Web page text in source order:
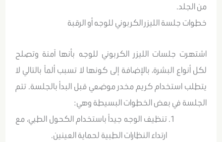
من الجلد.
خطوات جلسة الليزر الكربوني للوجه أو الرقبة
اشتهرت جلسات الليزر الكربوني للوجه بأنها آمنة وتصلح
لكل أنواع البشرة، بالإضافة إلى كونها لا تسبب ألماً بالتالي لا
يتطلب استخدام كريم مخدر موضعي قبل البدأ بالجلسة. تتم
الجلسة في بعض الخطوات البسيطة وهي:
تنظيف الوجه جيداً باستخدام الكحول الطبي، مع
ارتداء النظارات الطبية لحماية العينين.